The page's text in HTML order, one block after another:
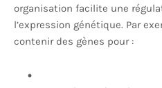
organisation facilite une
l’expression génétique. Par
contenir des gènes pour :